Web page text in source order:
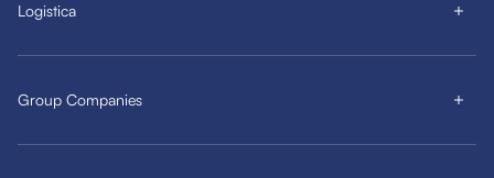
Logistica
Group Companies